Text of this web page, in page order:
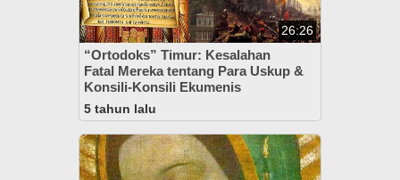
26:26
“Ortodoks” Timur: Kesalahan
Fatal Mereka tentang Para Uskup &
Konsili-Konsili Ekumenis
5 tahun lalu